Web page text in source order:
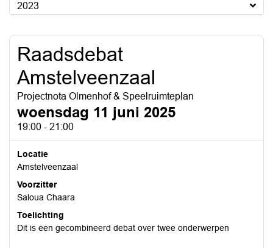
2023
Raadsdebat
Amstelveenzaal
Projectnota Olmenhof & Speelruimteplan
woensdag 11 juni 2025
19:00 - 21:00
Locatie
Amstelveenzaal
Voorzitter
Saloua Chaara
Toelichting
Dit is een gecombineerd debat over twee onderwerpen